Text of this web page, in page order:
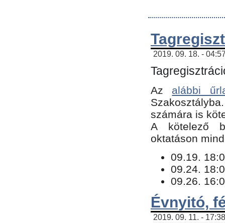
2019. 09. 18. -
Az alábbi
számára is
​A kötelező
oktatáson
09.19.
09.24.
09.26.
Évnyitó,
2019. 09. 11. -